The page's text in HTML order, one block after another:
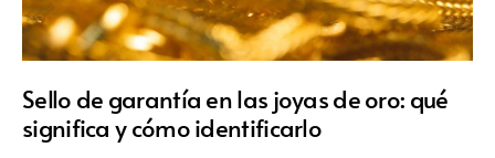
Sello de garantía en las joyas de oro: qué
significa y cómo identificarlo